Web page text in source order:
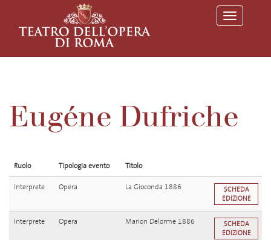
T
o
l
g
a
Eugéne Dufriche
Ruolo Tipologia evento Titolo
Interprete Opera La Gioconda 1886
SCHEDA
EDIZIONE
Interprete Opera Marion Delorme 1886
SCHEDA
EDIZIONE